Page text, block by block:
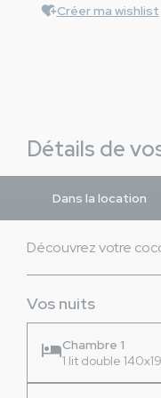
Créer ma wishlist
Détails de
Dans la location
Découvrez votre
Vos nuits
hotelChambre 1
1 lit double